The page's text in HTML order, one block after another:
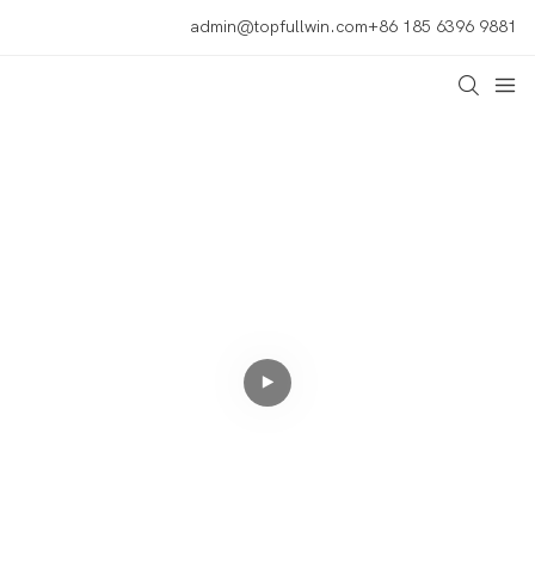
admin@topfullwin.com+86 185 6396 9881